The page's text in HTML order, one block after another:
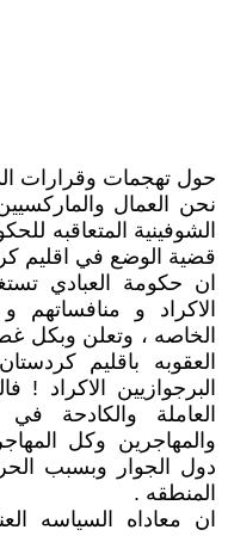
حول تهجمات وقرارات
نحن العمال
الشوفينية المتعاقبە
قضية الوضع في اقليم
ان حکومة العبادي
الاکراد و
الخاصە ، وتعلن وبکل
العقوبە باقليم
البرجوازيين الاکراد !
العاملة والکادحة
والمهاجرين وکل
دول الجوار وبسبب
المنطقە .
ان معاداە السياسە